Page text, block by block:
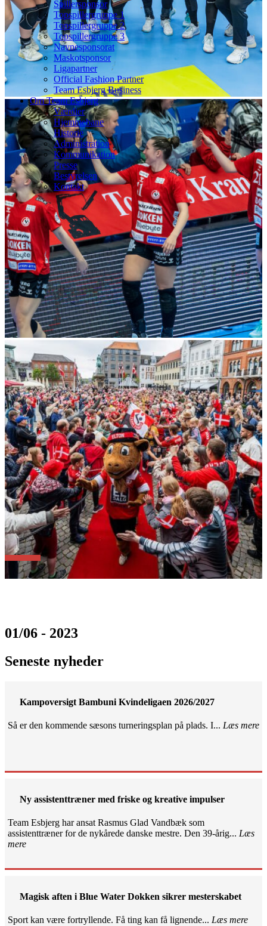
Spillersponsor
Topspillergruppe 1
Topspillergruppe 2
Topspillergruppe 3
Navnesponsorat
Maskotsponsor
Ligapartner
Official Fashion Partner
Team Esbjerg Business
Om Team Esbjerg
Værdier
Hjemmebane
Historie
Administration
Kommunikation
Presse
Bestyrelsen
Kontakt
01/06 - 2023
Seneste nyheder
Kampoversigt Bambuni Kvindeligaen 2026/2027
Så er den kommende sæsons turneringsplan på plads. I... Læs mere
Ny assistenttræner med friske og kreative impulser
Team Esbjerg har ansat Rasmus Glad Vandbæk som
assistenttræner for de nykårede danske mestre. Den 39-årig... Læs
mere
Magisk aften i Blue Water Dokken sikrer mesterskabet
Sport kan være fortryllende. Få ting kan få lignende... Læs mere